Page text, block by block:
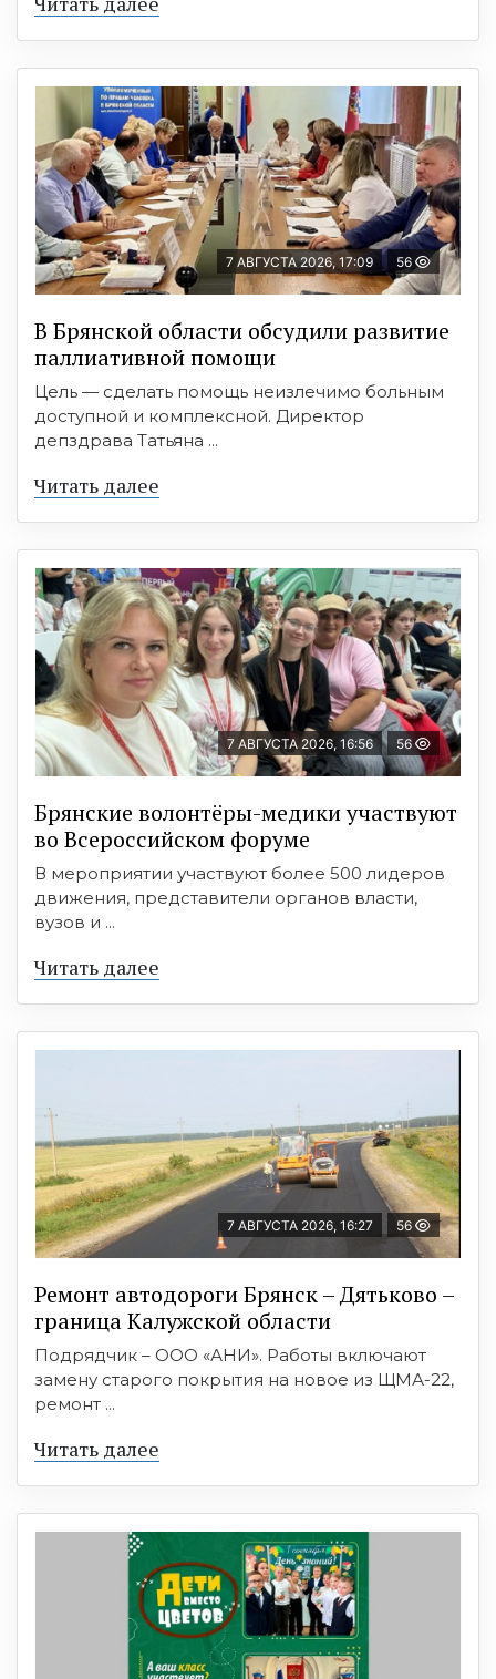
7 АВГУСТА 2026, 17:09 56
В Брянской области обсудили развитие
паллиативной помощи
Цель — сделать помощь неизлечимо больным
доступной и комплексной. Директор
депздрава Татьяна ...
Читать далее
7 АВГУСТА 2026, 16:56 56
Брянские волонтёры-медики участвуют
во Всероссийском форуме
В мероприятии участвуют более 500 лидеров
движения, представители органов власти,
вузов и ...
Читать далее
7 АВГУСТА 2026, 16:27 56
Ремонт автодороги Брянск – Дятьково –
граница Калужской области
Подрядчик – ООО «АНИ». Работы включают
замену старого покрытия на новое из ЩМА-22,
ремонт ...
Читать далее